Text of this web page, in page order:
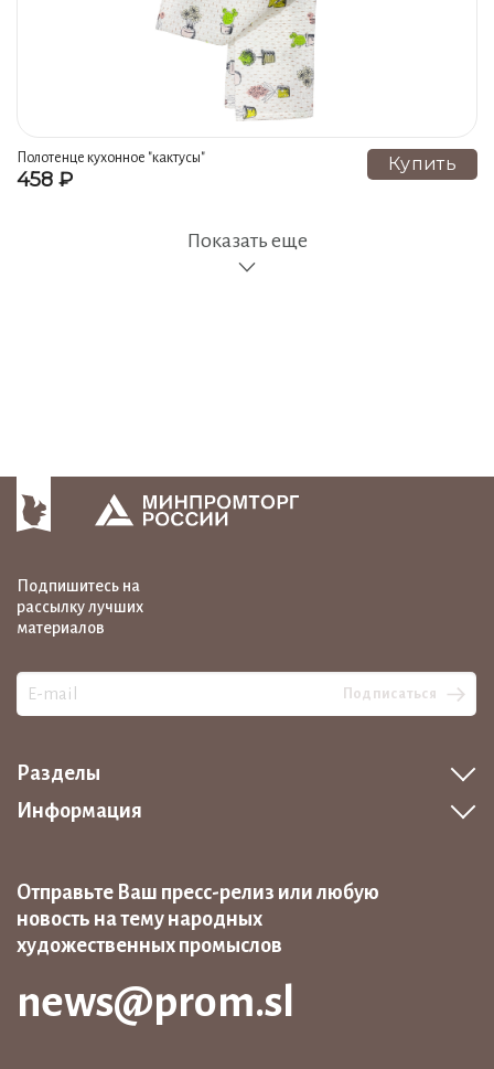
Полотенце кухонное "кактусы"
гжель ручная роспись
458 ₽
Купить
Показать еще
Подпишитесь на
рассылку лучших
материалов
Подписаться
Разделы
Информация
Отправьте Ваш пресс-релиз или любую
новость на тему народных
художественных промыслов
news@prom.sl